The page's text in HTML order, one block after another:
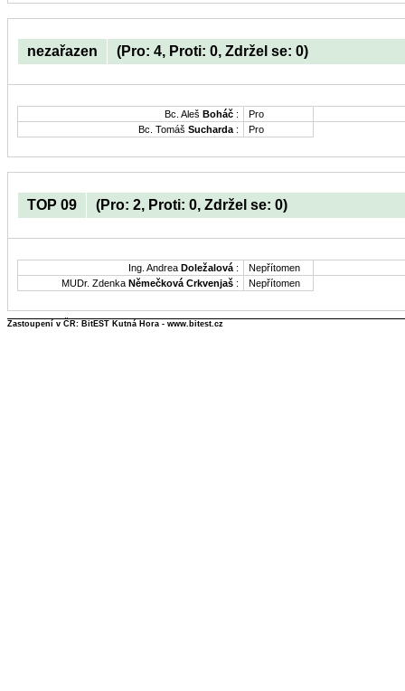
nezařazen (Pro: 4, Proti: 0, Zdržel se: 0)
Bc. Aleš Boháč :
Pro
Bc. Tomáš Sucharda : Pro
TOP 09 (Pro: 2, Proti: 0, Zdržel se: 0)
Ing. Andrea Doležalová :
Nepřítomen
MUDr. Zdenka Němečková Crkvenjaš : Nepřítomen
Zastoupení v ČR: BitEST Kutná Hora - www.bitest.cz